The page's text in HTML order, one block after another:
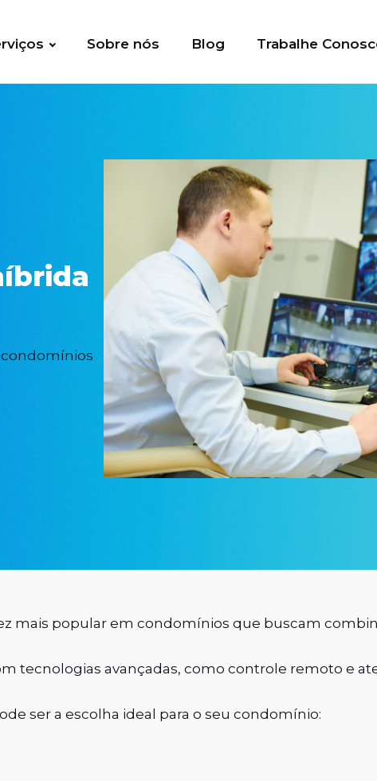
Sobre nós Blog Trabalhe
condomínios
mais popular em condomínios que buscam
tecnologias avançadas, como controle remoto e
ser a escolha ideal para o seu condomínio: